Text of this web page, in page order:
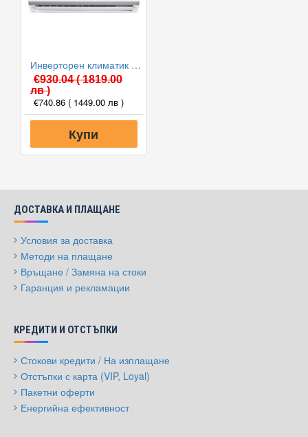
Инверторен климатик Bosch CL2000U W 35 E/CL2000 35 E Climate 2000, 12000 BTU, Клас A++
€930.04( 1819.00
лв )
€740.86 ( 1449.00 лв )
Купи
ДОСТАВКА И ПЛАЩАНЕ
Условия за доставка
Методи на плащане
Връщане / Замяна на стоки
Гаранция и рекламации
КРЕДИТИ И ОТСТЪПКИ
Стокови кредити / На изплащане
Отстъпки с карта (VIP, Loyal)
Пакетни оферти
Енергийна ефективност